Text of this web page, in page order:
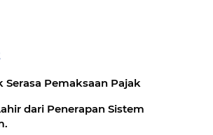
Serasa Pemaksaan Pajak
dari Penerapan Sistem